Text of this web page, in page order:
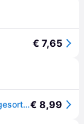
€ 7,65
Trixie 48000 kraskarton Wild Cat, op kleur gesorteerd, 41 x 24 x 7cm€ 8,99